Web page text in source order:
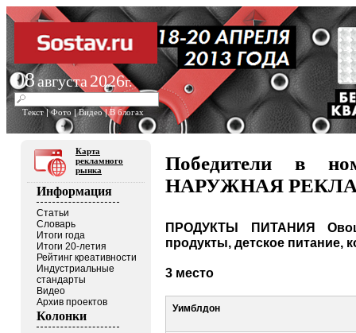
08августа 2026г.
Текст| Фото |Видео|В блогах
Карта
рекламного
рынка
Информация
Статьи
Словарь
Итоги года
Итоги 20-летия
Рейтинг креативности
Индустриальные
стандарты
Видео
Архив проектов
Колонки
Победители в
НАРУЖНАЯ
ПРОДУКТЫ ПИТАНИЯ
продукты, детское питание,
3 место
Уимблдон